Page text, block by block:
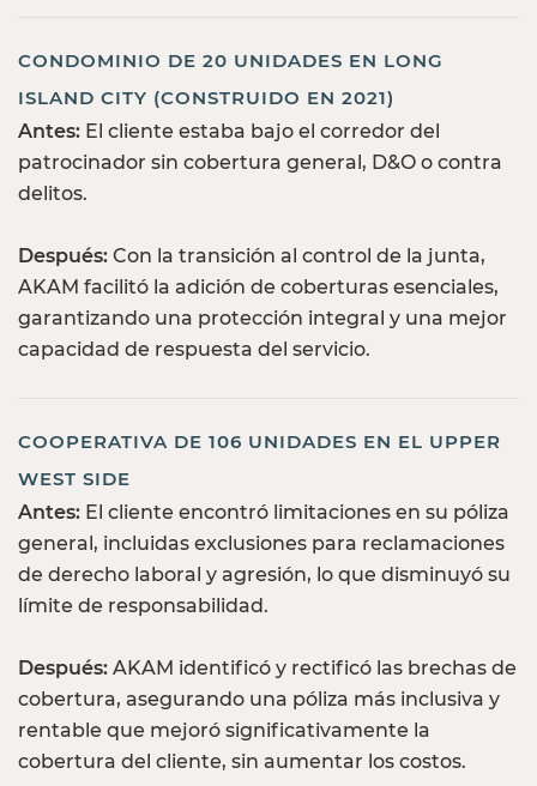
CONDOMINIO DE 20 UNIDADES EN LONG
ISLAND CITY (CONSTRUIDO EN 2021)
Antes: El cliente estaba bajo el corredor del
patrocinador sin cobertura general, D&O o contra
delitos.
Después: Con la transición al control de la junta,
AKAM facilitó la adición de coberturas esenciales,
garantizando una protección integral y una mejor
capacidad de respuesta del servicio.
COOPERATIVA DE 106 UNIDADES EN EL UPPER
WEST SIDE
Antes: El cliente encontró limitaciones en su póliza
general, incluidas exclusiones para reclamaciones
de derecho laboral y agresión, lo que disminuyó su
límite de responsabilidad.
Después: AKAM identificó y rectificó las brechas de
cobertura, asegurando una póliza más inclusiva y
rentable que mejoró significativamente la
cobertura del cliente, sin aumentar los costos.